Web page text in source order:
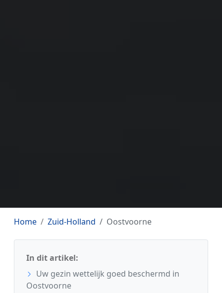
Home Zuid-Holland Oostvoorne
In dit artikel:
Uw gezin wettelijk goed beschermd in
Oostvoorne